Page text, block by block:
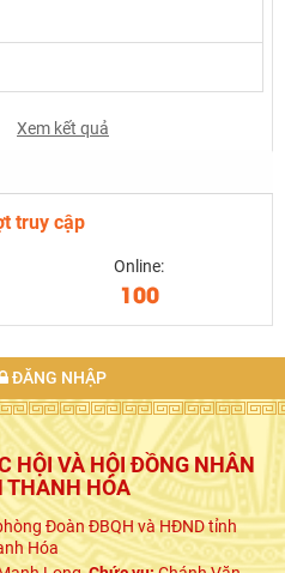
Xem kết quả
truy cập
Online:
100
ĐĂNG NHẬP
HỘI VÀ HỘI ĐỒNG NHÂN
THANH HÓA
Đoàn ĐBQH và HĐND tỉnh
Hóa